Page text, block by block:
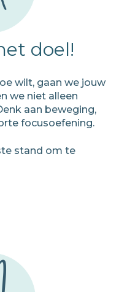
doel!
wilt, gaan we jouw
we niet alleen
aan beweging,
focusoefening.
stand om te